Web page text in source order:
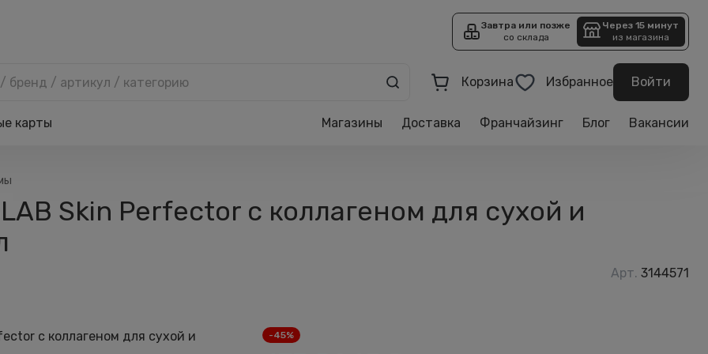
Завтра или позже
со склада
Через 15 минут
из магазина
Корзина Избранное Войти
карты Магазины Доставка Франчайзинг Блог Вакансии
Skin Perfector с коллагеном для сухой и
Арт. 3144571
-45%